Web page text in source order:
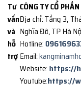
Tư
vấn
và
hỗ
trợ
CÔNG TY CỔ
Địa chỉ: Tầng 3,
Nghĩa Đô, TP Hà
Hotline:
Email:
Website: https://
Youtube:https://